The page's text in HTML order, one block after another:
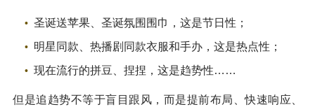
圣诞送苹果、圣诞氛围围巾，这是节日性；
明星同款、热播剧同款衣服和手办，这是热点性；
现在流行的拼豆、捏捏，这是趋势性……
但是追趋势不等于盲目跟风，而是提前布局、快速响应、